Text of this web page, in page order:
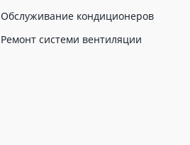
Обслуживание кондиционеров
Ремонт системи вентиляции